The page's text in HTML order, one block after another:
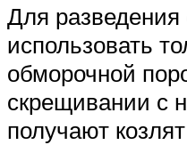
Для разведения
использовать
обморочной
скрещивании с
получают